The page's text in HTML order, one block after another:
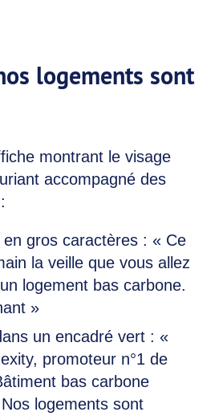
logements sont
montrant le visage
accompagné des
gros caractères : « Ce
la veille que vous allez
logement bas carbone.
»
un encadré vert : «
promoteur n°1 de
bas carbone
logements sont